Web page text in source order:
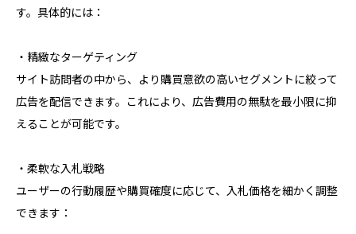
す。具体的には：
・精緻なターゲティング
サイト訪問者の中から、より購買意欲の高いセグメントに絞って
広告を配信できます。これにより、広告費用の無駄を最小限に抑
えることが可能です。
・柔軟な入札戦略
ユーザーの行動履歴や購買確度に応じて、入札価格を細かく調整
できます：